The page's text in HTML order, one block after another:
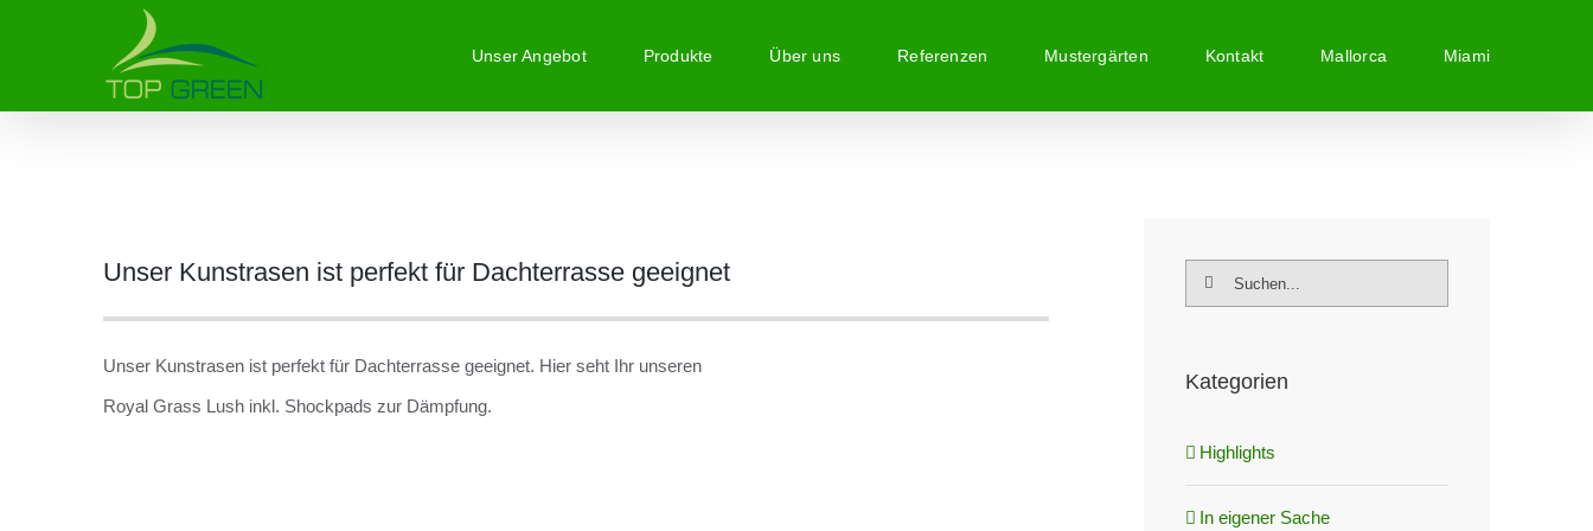
Unser Angebot Produkte Über uns Referenzen Mustergärten Kontakt Mallorca Miami
grösseres
Bild
Unser Kunstrasen ist perfekt für Dachterrasse geeignet
Unser Kunstrasen ist perfekt für Dachterrasse geeignet. Hier seht Ihr unseren
Royal Grass Lush inkl. Shockpads zur Dämpfung.
Suche
Kategorien
Highlights
In eigener Sache